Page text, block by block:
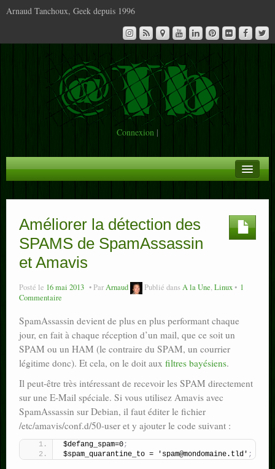
Arnaud Tanchoux, Geek depuis 1996
Connexion |
Infos
Contact
Améliorer la détection des
SPAMS de SpamAssassin
et Amavis
Posté le 16 mai 2013 ParArnaud Publié dansA la Une,Linux
1
Commentaire
SpamAssassin devient de plus en plus performant chaque
jour, en fait à chaque réception d’un mail, que ce soit un
SPAM ou un HAM (le contraire du SPAM, un courrier
légitime donc). Et cela, on le doit aux filtres bayésiens.
Il peut-être très intéressant de recevoir les SPAM directement
sur une E-Mail spéciale. Si vous utilisez Amavis avec
SpamAssassin sur Debian, il faut éditer le fichier
/etc/amavis/conf.d/50-user et y ajouter le code suivant :
$defang_spam=0;
$spam_quarantine_to = 'spam@mondomaine.tld' ;